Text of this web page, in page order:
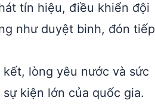
tín hiệu, điều khiển đội
như duyệt binh, đón tiếp
lòng yêu nước và sức
kiện lớn của quốc gia.